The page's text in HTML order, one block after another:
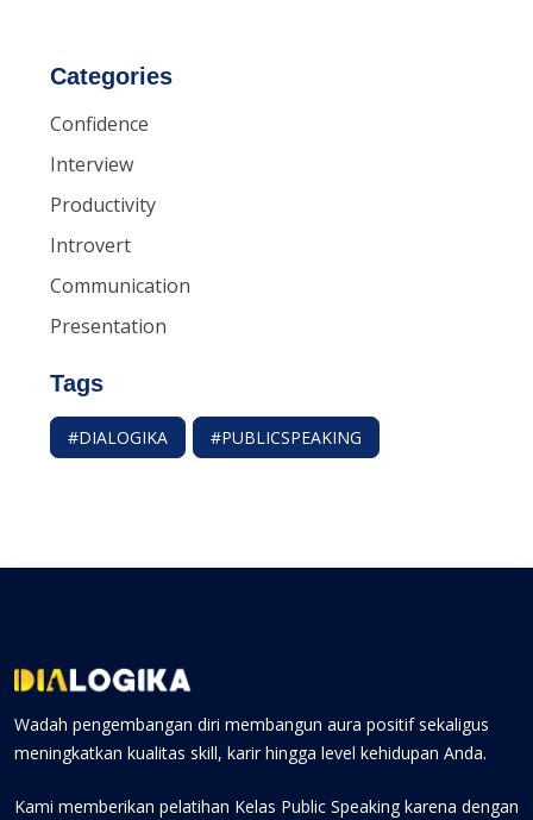
Categories
Confidence
Interview
Productivity
Introvert
Communication
Presentation
Tags
#DIALOGIKA #PUBLICSPEAKING
Wadah pengembangan diri membangun aura positif sekaligus
meningkatkan kualitas skill, karir hingga level kehidupan Anda.
Kami memberikan pelatihan Kelas Public Speaking karena dengan